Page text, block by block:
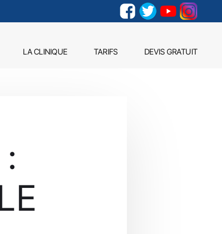
LA CLINIQUE TARIFS DEVIS GRATUIT